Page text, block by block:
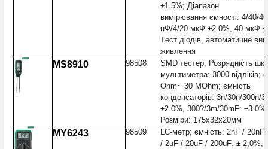
±1.5%; Діапазон
вимірювання ємності: 4/40/
нФ/4/20 мкФ ±2.0%, 40 мкФ
Tест діодів, автоматичне
живлення
MS8910 98508
SMD тестер; Розрядність
мультиметра: 3000 відліків;
Ohm~ 30 MOhm; ємність
конденсаторів: 3n/30n/300n/
±2.0%, 300?/3m/30mF: ±3.0%;
Розміри: 175x32x20мм
MY6243 98509
LC-метр; ємність: 2nF / 20nF
/ 2uF / 20uF / 200uF: ± 2,0%;